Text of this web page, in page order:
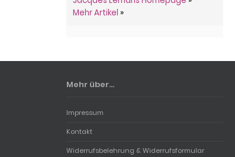
Mehr Artikel »
Mehr über...
Impressum
Kontakt
Widerrufsbelehrung & Widerrufsformular